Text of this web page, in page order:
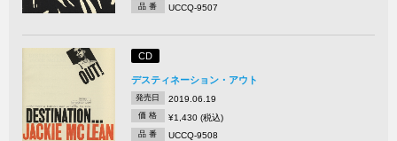
品 番 UCCQ-9507
CD
デスティネーション・アウト
発売日 2019.06.19
価 格 ¥1,430 (税込)
品 番 UCCQ-9508